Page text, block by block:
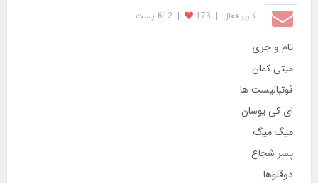
کاربر فعال |
173
| 612 پست
تام و جری
میتی کمان
فوتبالیست ها
ای کی یوسان
میگ میگ
پسر شجاع
دوقلوها